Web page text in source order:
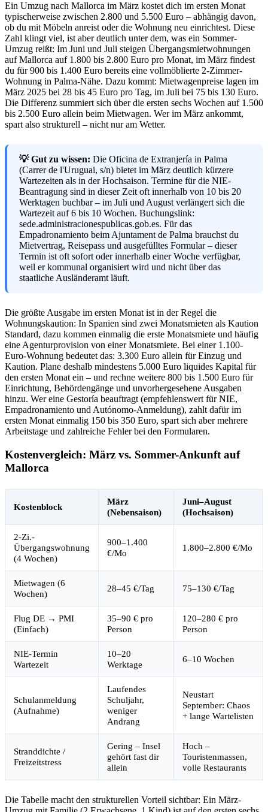
Ein Umzug nach Mallorca im März kostet dich im ersten Monat
typischerweise zwischen 2.800 und 5.500 Euro – abhängig davon,
ob du mit Möbeln anreist oder die Wohnung neu einrichtest. Diese
Zahl klingt viel, ist aber deutlich unter dem, was ein Sommer-
Umzug reißt: Im Juni und Juli steigen Übergangsmietwohnungen
auf Mallorca auf 1.800 bis 2.800 Euro pro Monat, im März findest
du für 900 bis 1.400 Euro bereits eine vollmöblierte 2-Zimmer-
Wohnung in Palma-Nähe. Dazu kommt: Mietwagenpreise lagen im
März 2025 bei 28 bis 45 Euro pro Tag, im Juli bei 75 bis 130 Euro.
Die Differenz summiert sich über die ersten sechs Wochen auf 1.500
bis 2.500 Euro allein beim Mietwagen. Wer im März ankommt,
spart also strukturell – nicht nur am Wetter.
💡 Gut zu wissen: Die Oficina de Extranjería in Palma
(Carrer de l'Uruguai, s/n) bietet im März deutlich kürzere
Wartezeiten als in der Hochsaison. Termine für die NIE-
Beantragung sind in dieser Zeit oft innerhalb von 10 bis 20
Werktagen buchbar – im Juli und August verlängert sich die
Wartezeit auf 6 bis 10 Wochen. Buchungslink:
sede.administracionespublicas.gob.es. Für das
Empadronamiento beim Ajuntament de Palma brauchst du
Mietvertrag, Reisepass und ausgefülltes Formular – dieser
Termin ist oft sofort oder innerhalb einer Woche verfügbar,
weil er kommunal organisiert wird und nicht über das
staatliche Ausländeramt läuft.
Die größte Ausgabe im ersten Monat ist in der Regel die
Wohnungskaution: In Spanien sind zwei Monatsmieten als Kaution
Standard, dazu kommen einmalig die erste Monatsmiete und häufig
eine Agenturprovision von einer Monatsmiete. Bei einer 1.100-
Euro-Wohnung bedeutet das: 3.300 Euro allein für Einzug und
Kaution. Plane deshalb mindestens 5.000 Euro liquides Kapital für
den ersten Monat ein – und rechne weitere 800 bis 1.500 Euro für
Einrichtung, Behördengänge und unvorhergesehene Ausgaben
hinzu. Wer eine Gestoría beauftragt (empfehlenswert für NIE,
Empadronamiento und Autónomo-Anmeldung), zahlt dafür im
ersten Monat einmalig 150 bis 350 Euro, spart sich aber mehrere
Arbeitstage und zahlreiche Fehler bei den Formularen.
Kostenvergleich: März vs. Sommer-Ankunft auf
Mallorca
Kostenblock
März
(Nebensaison)
Juni–August
(Hochsaison)
2-Zi.-
Übergangswohnung
(4 Wochen)
900–1.400
€/Mo
1.800–2.800 €/Mo
Mietwagen (6
Wochen)
28–45 €/Tag 75–130 €/Tag
Flug DE → PMI
(Einfach)
35–90 € pro
Person
120–280 € pro
Person
NIE-Termin
Wartezeit
10–20
Werktage
6–10 Wochen
Schulanmeldung
(Aufnahme)
Laufendes
Schuljahr,
weniger
Andrang
Neustart
September: Chaos
+ lange Wartelisten
Stranddichte /
Freizeitstress
Gering – Insel
gehört fast dir
allein
Hoch –
Touristenmassen,
volle Restaurants
Die Tabelle macht den strukturellen Vorteil sichtbar: Ein März-